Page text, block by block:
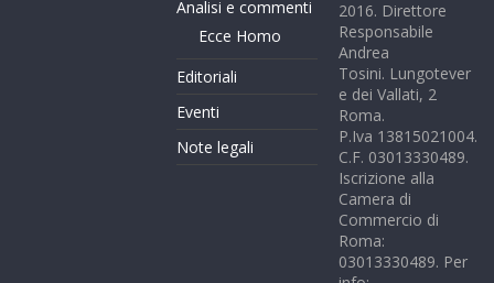
Analisi e commenti
Ecce Homo
Editoriali
Eventi
Note legali
2016. Direttore
Responsabile
Andrea
Tosini. Lungotever
e dei Vallati, 2
Roma.
P.Iva 13815021004.
C.F. 03013330489.
Iscrizione alla
Camera di
Commercio di
Roma:
03013330489. Per